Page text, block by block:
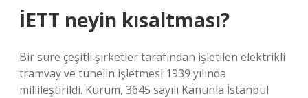
İETT neyin kısaltması?
Bir süre çeşitli şirketler tarafından işletilen elektrikli
tramvay ve tünelin işletmesi 1939 yılında
millileştirildi. Kurum, 3645 sayılı Kanunla İstanbul